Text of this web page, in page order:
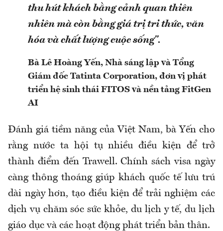
thu hút khách bằng cảnh quan thiên
nhiên mà còn bằng giá trị tri thức, văn
hóa và chất lượng cuộc sống".
Bà Lê Hoàng Yến, Nhà sáng lập và Tổng
Giám đốc Tatinta Corporation, đơn vị phát
triển hệ sinh thái FITOS và nền tảng FitGen
AI
Đánh giá tiềm năng của Việt Nam, bà Yến cho
rằng nước ta hội tụ nhiều điều kiện để trở
thành điểm đến Trawell. Chính sách visa ngày
càng thông thoáng giúp khách quốc tế lưu trú
dài ngày hơn, tạo điều kiện để trải nghiệm các
dịch vụ chăm sóc sức khỏe, du lịch y tế, du lịch
giáo dục và các hoạt động phát triển bản thân.